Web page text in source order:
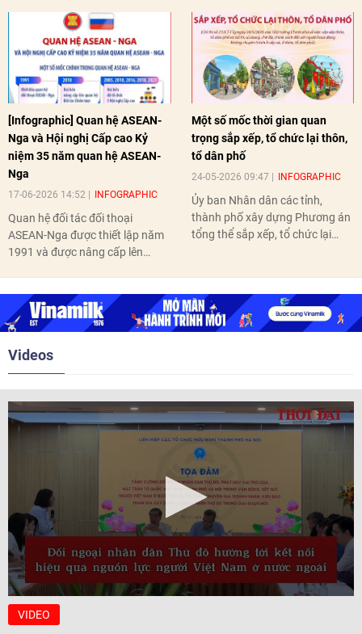
[Infographic] Quan hệ ASEAN-
Nga và Hội nghị Cấp cao Kỷ
niệm 35 năm quan hệ ASEAN-
Nga
17-06-2026 14:52 INFOGRAPHIC
Quan hệ đối tác đối thoại
ASEAN-Nga được thiết lập năm
1991 và được nâng cấp lên
nghị Cấp cao vào các năm 2005,
2010, 2016, 2018, 2021.
Một số mốc thời gian quan
trọng sắp xếp, tổ chức lại thôn,
tổ dân phố
24-05-2026 09:47 INFOGRAPHIC
Ủy ban Nhân dân các tỉnh,
thành phố xây dựng Phương án
tổng thể sắp xếp, tổ chức lại
Videos
VIDEO